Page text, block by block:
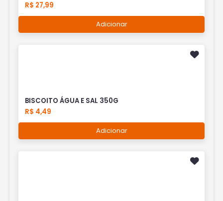
R$ 27,99
Adicionar
BISCOITO ÁGUA E SAL 350G
R$ 4,49
Adicionar